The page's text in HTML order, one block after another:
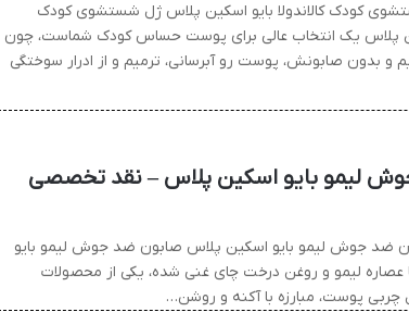
کودک کالاندولا بایو اسکین پلاس ژل شستشوی کودک
پلاس یک انتخاب عالی برای پوست حساس کودک شماست، چون
و بدون صابونش، پوست رو آبرسانی، ترمیم و از ادرار سوختگی
لیمو بایو اسکین پلاس – نقد تخصصی
ضد جوش لیمو بایو اسکین پلاس صابون ضد جوش لیمو بایو
عصاره لیمو و روغن درخت چای غنی شده، یکی از محصولات
چربی پوست، مبارزه با آکنه و روشن…